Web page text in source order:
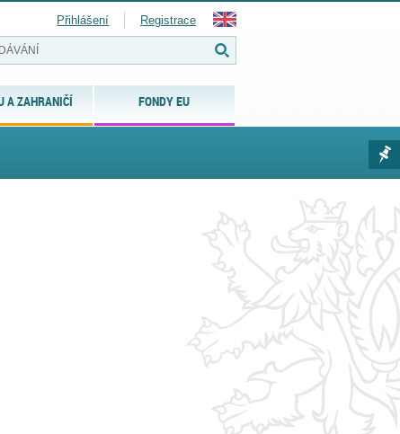
A ZAHRANIČÍ FONDY EU
Přihlášení Registrace